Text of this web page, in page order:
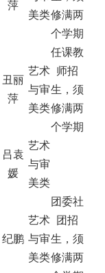
萍
美类修满两
个学期
丑丽
萍
艺术
与审
美类
任课教
师招
生，须
修满两
个学期
吕袁
媛
艺术
与审
美类
纪鹏
艺术
与审
美类
团委社
团招
生，须
修满两